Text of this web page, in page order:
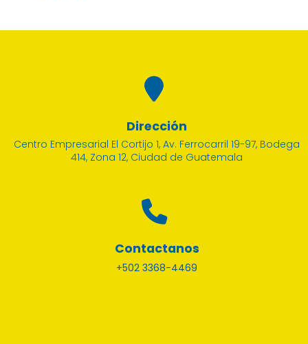
Dirección
Centro Empresarial El Cortijo 1, Av. Ferrocarril 19-97, Bodega
414, Zona 12, Ciudad de Guatemala
Contactanos
+502 3368-4469